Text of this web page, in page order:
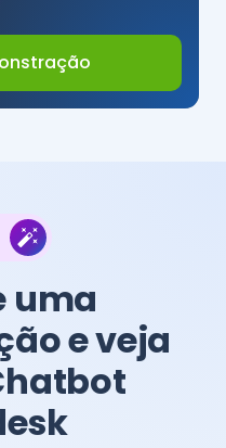
uma
e veja